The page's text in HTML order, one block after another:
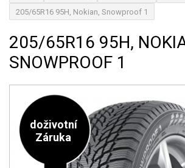
205/65R16 95H, Nokian, Snowproof 1
205/65R16 95H,
SNOWPROOF 1
doživotní
Záruka